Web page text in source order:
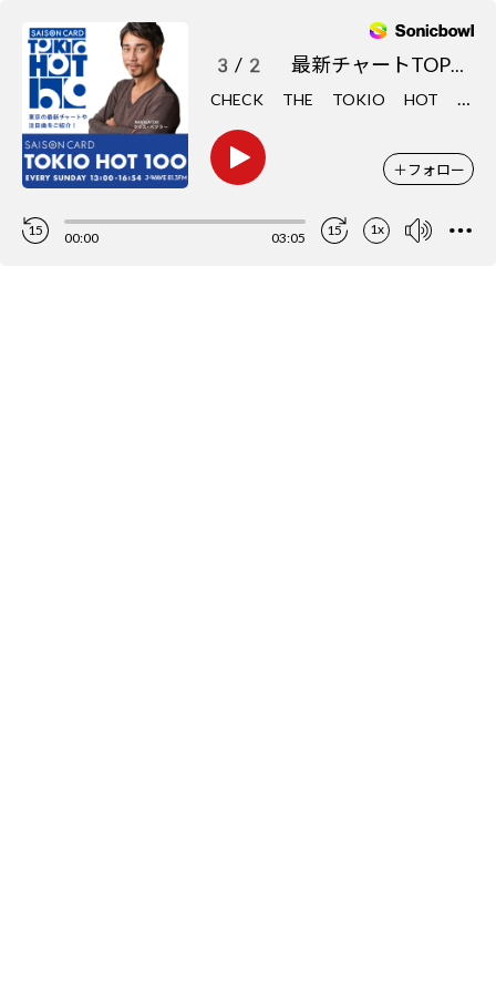
3/2 最新チャートTOP5をCHECK
C
HECK THE TOKIO HOT 100
＋フォロー
15 00:00 03:05 15 1x